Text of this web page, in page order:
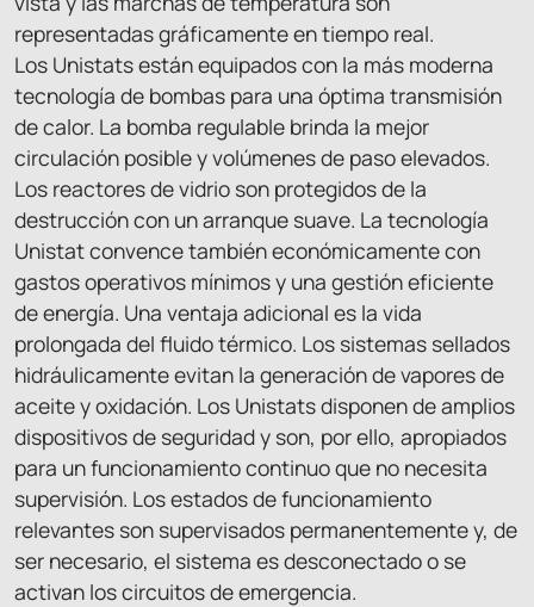
representadas gráficamente en tiempo real.
Los Unistats están equipados con la más moderna
tecnología de bombas para una óptima transmisión
de calor. La bomba regulable brinda la mejor
circulación posible y volúmenes de paso elevados.
Los reactores de vidrio son protegidos de la
destrucción con un arranque suave. La tecnología
Unistat convence también económicamente con
gastos operativos mínimos y una gestión eficiente
de energía. Una ventaja adicional es la vida
prolongada del fluido térmico. Los sistemas sellados
hidráulicamente evitan la generación de vapores de
aceite y oxidación. Los Unistats disponen de amplios
dispositivos de seguridad y son, por ello, apropiados
para un funcionamiento continuo que no necesita
supervisión. Los estados de funcionamiento
relevantes son supervisados permanentemente y, de
ser necesario, el sistema es desconectado o se
activan los circuitos de emergencia.